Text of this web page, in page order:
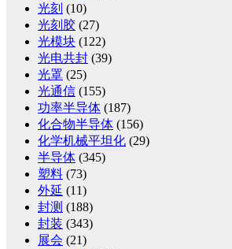
光刻 (10)
光刻胶 (27)
光模块 (122)
光电共封 (39)
光罩 (25)
光通信 (155)
功率半导体 (187)
化合物半导体 (156)
化学机械平坦化 (29)
半导体 (345)
塑料 (73)
外延 (11)
封测 (188)
封装 (343)
展会 (21)